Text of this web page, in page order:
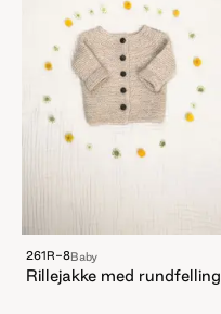
261R-8Baby
Rillejakke med rundfelling